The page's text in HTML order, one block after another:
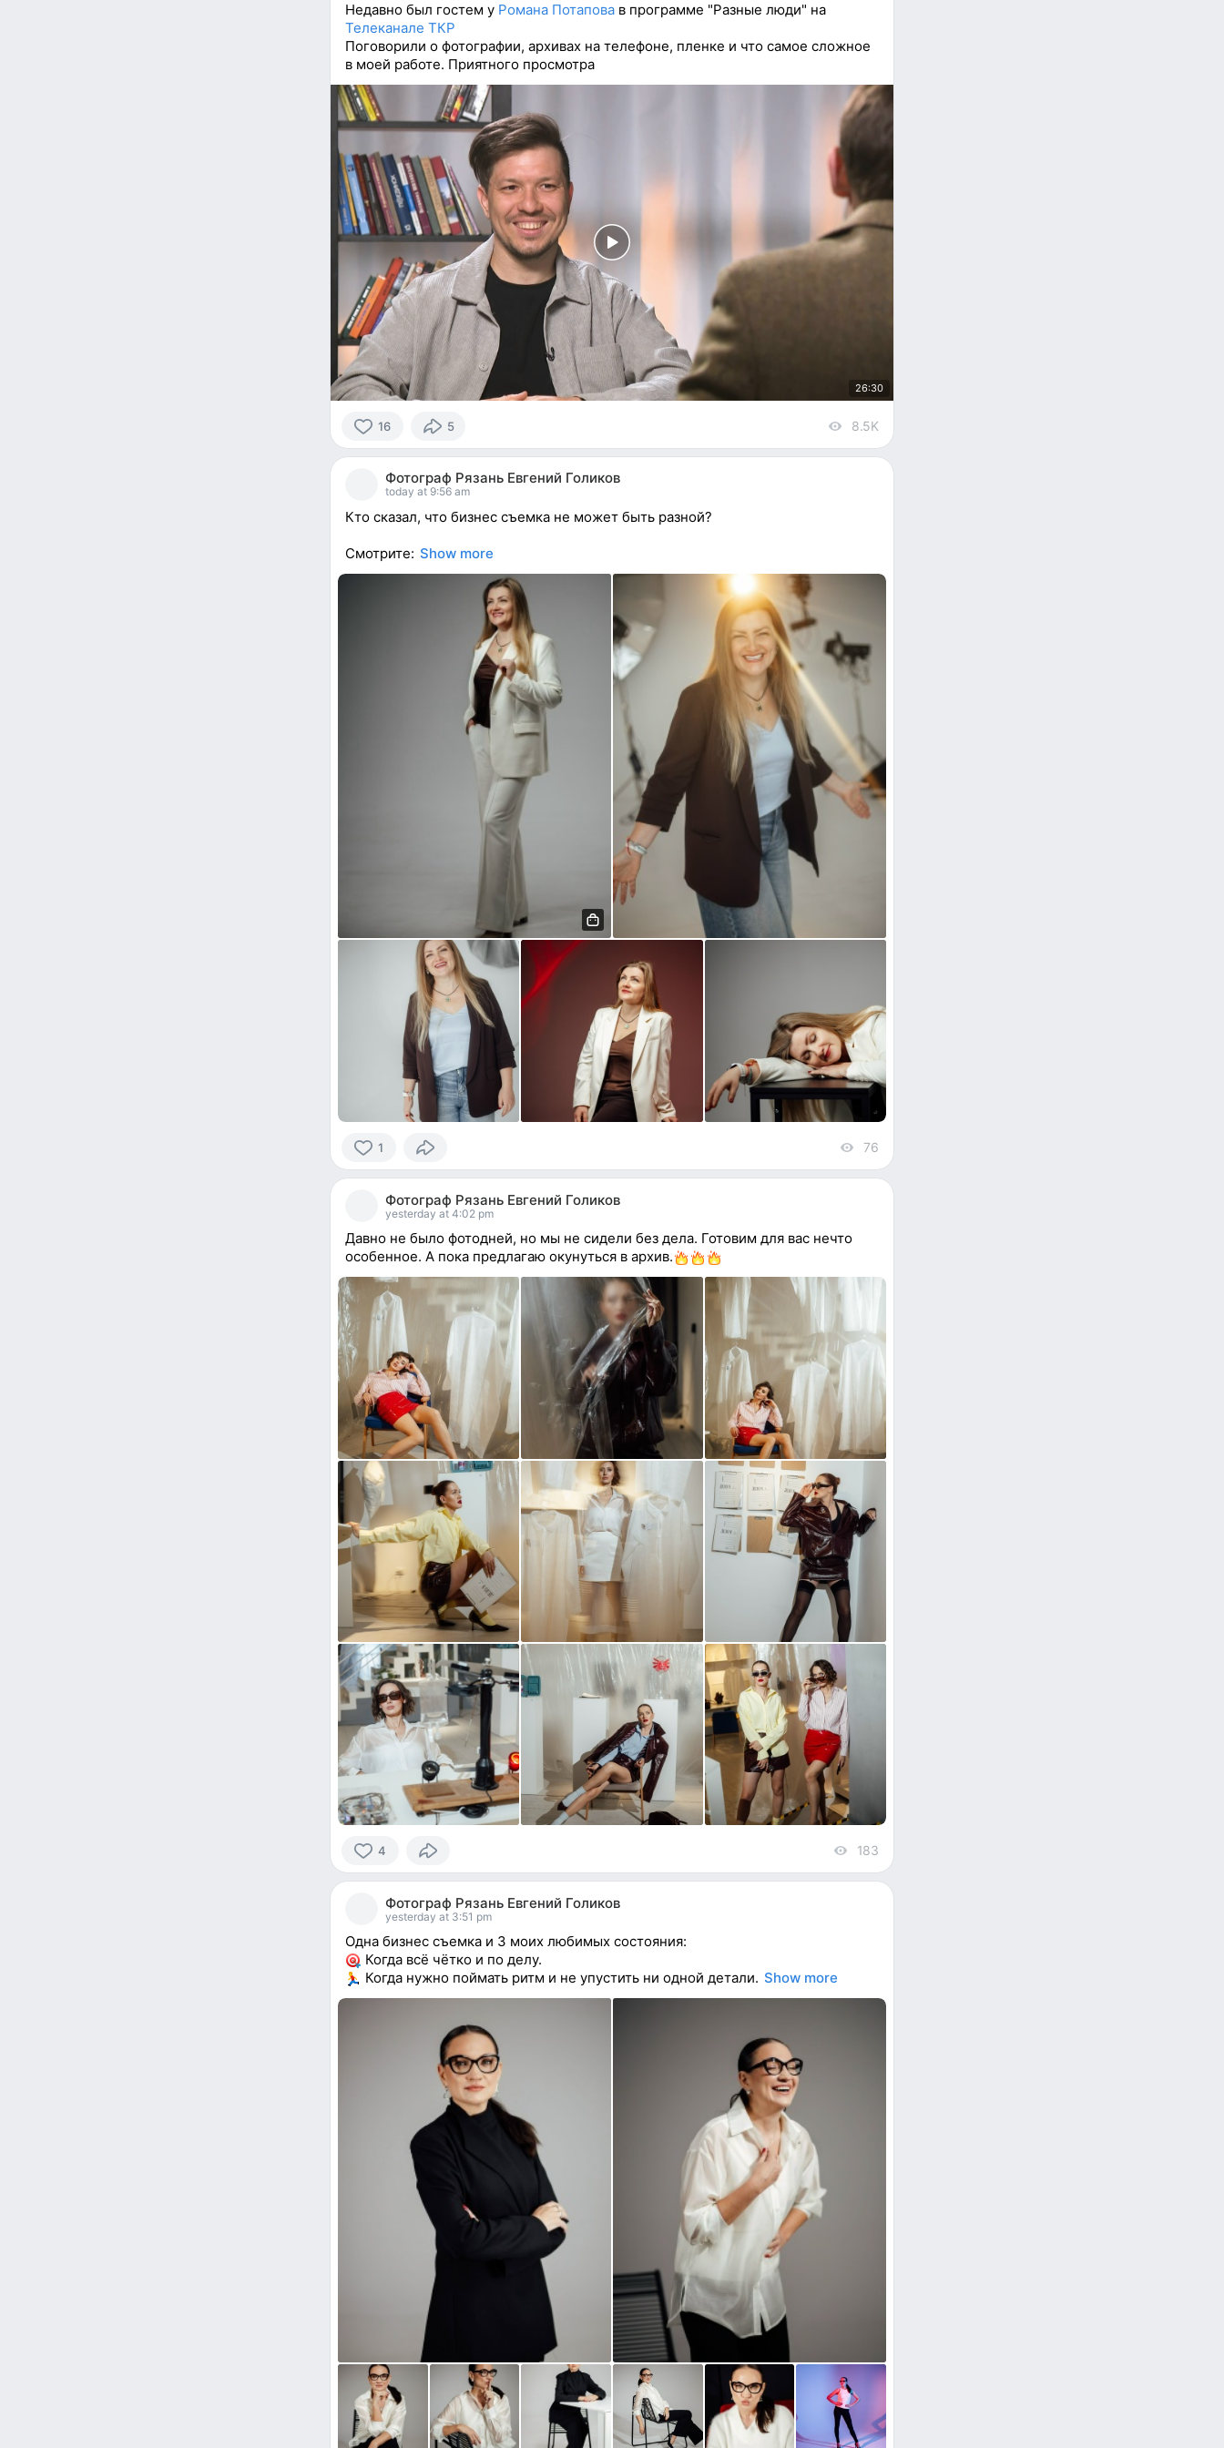
Недавно был гостем у Романа Потапова в программе "Разные люди" на
Телеканале ТКР
Поговорили о фотографии, архивах на телефоне, пленке и что самое сложное
в моей работе. Приятного просмотра
26:30
16
16
reacted
5 8.5K
Фотограф Рязань Евгений Голиков
today at 9:56 am
Кто сказал, что бизнес съемка не может быть разной?
Смотрите: Show more
1
1
reacted
76
Фотограф Рязань Евгений Голиков
yesterday at 4:02 pm
Давно не было фотодней, но мы не сидели без дела. Готовим для вас нечто
особенное. А пока предлагаю окунуться в архив.
4
4
reacted
183
Фотограф Рязань Евгений Голиков
yesterday at 3:51 pm
Одна бизнес съемка и 3 моих любимых состояния:
Когда всё чётко и по делу.
Когда нужно поймать ритм и не упустить ни одной детали. Show more